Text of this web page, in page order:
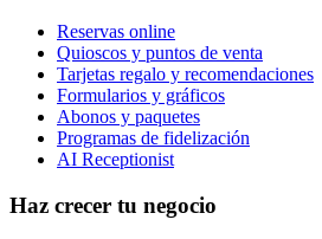
Reservas online
Quioscos y puntos de venta
Tarjetas regalo y recomendaciones
Formularios y gráficos
Abonos y paquetes
Programas de fidelización
AI Receptionist
Haz crecer tu negocio